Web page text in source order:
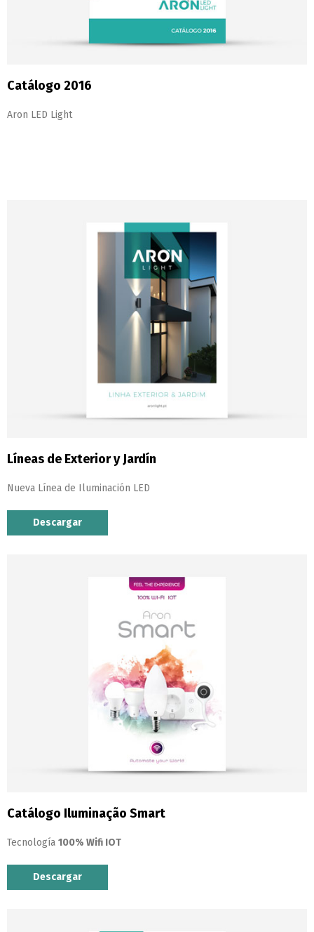
Catálogo 2016
Aron LED Light
Líneas de Exterior y Jardín
Nueva Línea de Iluminación LED
Descargar
Catálogo Iluminação Smart
Tecnología 100% Wifi IOT
Descargar
Switch The Language
Português